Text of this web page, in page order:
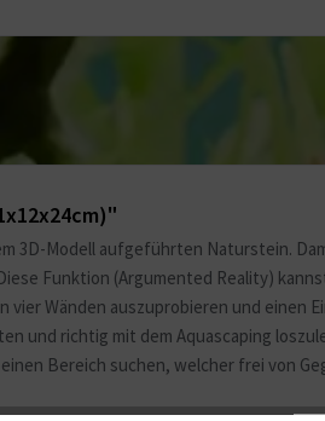
3D-Modell aufgeführten Naturstein.
Funktion (Argumented Reality)
Wänden auszuprobieren und einen
und richtig mit dem Aquascaping
Bereich suchen, welcher frei von